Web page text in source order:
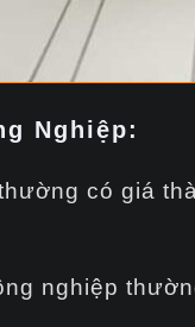
Nghiệp:
có giá
nghiệp